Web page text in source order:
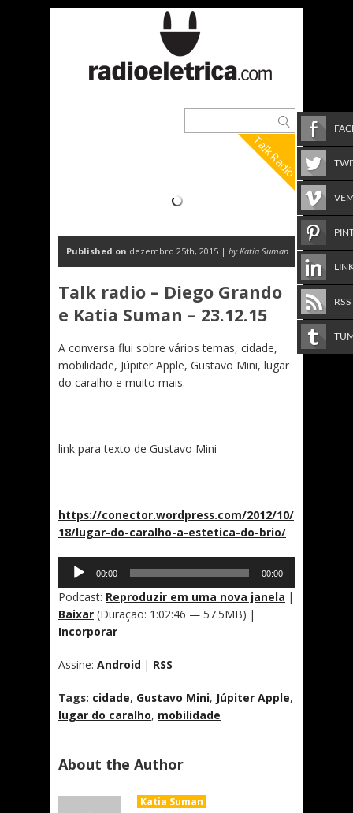
Talk Radio
Published on dezembro 25th, 2015 | by Katia Suman
Talk radio – Diego Grando
e Katia Suman – 23.12.15
A conversa flui sobre vários temas, cidade,
mobilidade, Júpiter Apple, Gustavo Mini, lugar
do caralho e muito mais.
link para texto de Gustavo Mini
https://conector.wordpress.com/2012/10/
18/lugar-do-caralho-a-estetica-do-brio/
Tocador
áudio
00:00 00:00
Podcast: Reproduzir em uma nova janela |
Baixar (Duração: 1:02:46 — 57.5MB) |
Incorporar
Assine: Android | RSS
Tags: cidade, Gustavo Mini, Júpiter Apple,
lugar do caralho, mobilidade
About the Author
Katia Suman
RSS